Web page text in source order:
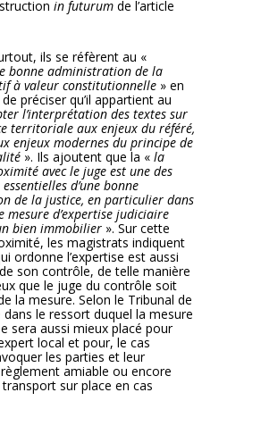
in futurum de l’article
ils se réfèrent au «
bonne administration de la
à valeur constitutionnelle » en
préciser qu’il appartient au
l’interprétation des textes sur
territoriale aux enjeux du référé,
enjeux modernes du principe de
». Ils ajoutent que la « la
avec le juge est une des
d’une bonne
de la justice, en particulier dans
mesure d’expertise judiciaire
bien immobilier ». Sur cette
les magistrats indiquent
ordonne l’expertise est aussi
son contrôle, de telle manière
que le juge du contrôle soit
la mesure. Selon le Tribunal de
dans le ressort duquel la mesure
sera aussi mieux placé pour
local et pour, le cas
les parties et leur
amiable ou encore
sur place en cas